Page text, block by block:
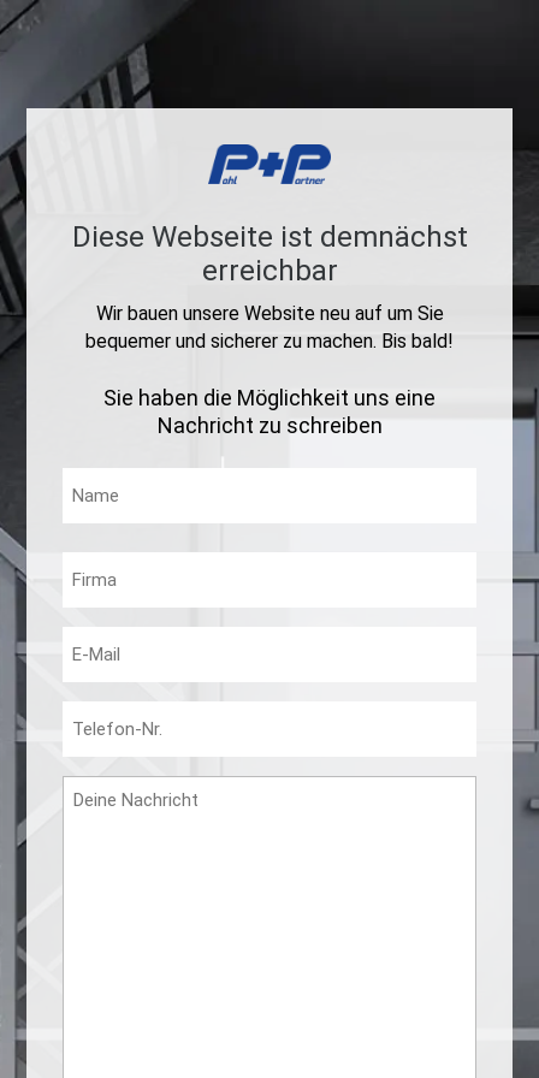
Diese Webseite ist demnächst
erreichbar
Wir bauen unsere Website neu auf um Sie
bequemer und sicherer zu machen. Bis bald!
Sie haben die Möglichkeit uns eine
Nachricht zu schreiben